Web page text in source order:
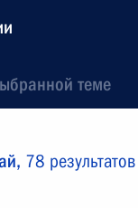
теме
78 результатов